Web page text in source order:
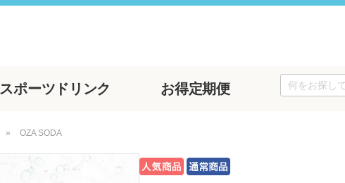
スポーツ ドリンク お得定期便
» OZA SODA